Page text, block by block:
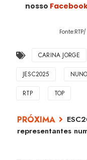
nosso
CARINA JORGE
JESC2025
RTP TOP
representantes